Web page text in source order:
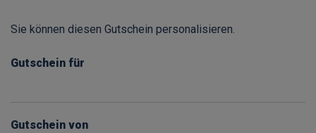
Sie können diesen Gutschein personalisieren.
Gutschein für
Gutschein von